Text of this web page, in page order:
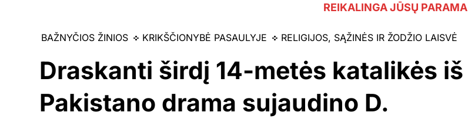
REIKALINGA JŪSŲ PARAMA
BAŽNYČIOS ŽINIOS KRIKŠČIONYBĖ PASAULYJE RELIGIJOS, SĄŽINĖS IR ŽODŽIO LAISVĖ
Draskanti širdį 14-metės katalikės iš
Pakistano drama sujaudino D.